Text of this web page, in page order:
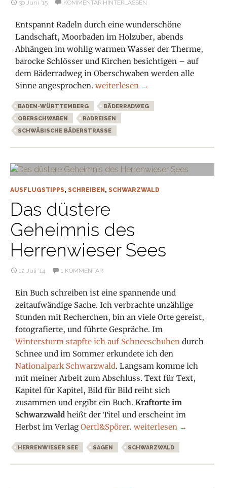
30 Juni ’15 KOMMENTAR HINTERLASSEN
Entspannt Radeln durch eine wunderschöne
Landschaft, Moorbaden im Holzuber, abends
Abhängen im wohlig warmen Wasser der Therme,
barocke Schlösser und Kirchen besichtigen – auf
dem Bäderradweg in Oberschwaben werden alle
Sinne angesprochen.Rad und Bad – Unterwegs auf
weiterlesen →
BADEN-WÜRTTEMBERG
BÄDERRADWEG
OBERSCHWABEN
RADREISEN
SCHWÄBISCHE BÄDERSTRASSE
AUSFLUGSTIPPS, SCHREIBEN , SCHWARZWALD
Das düstere
Geheimnis des
Herrenwieser Sees
12 Juli ’14 1 KOMMENTAR
Ein Buch schreiben ist eine spannende und
zeitaufwändige Sache. Ich verbrachte unzählige
Stunden mit Recherchen, bin an viele Orte gereist,
fotografierte, und führte Gespräche. Im
Wintersturm stapfte ich auf Schneeschuhendurch
Schnee und im Sommer erkundete ich den
Nationalpark Schwarzwald. Langsam komme ich
mit meiner Arbeit zum Abschluss. Text für Text,
Kapitel für Kapitel, Bild für Bild reiht sich
zusammen und ergibt ein Buch.Kraftorte im
Schwarzwald heißt der Titel und erscheint im
Herbst im VerlagOertl&Spörer.Das düstere Geheimnis
weiterlesen →
HERRENWIESER SEE SAGEN SCHWARZWALD